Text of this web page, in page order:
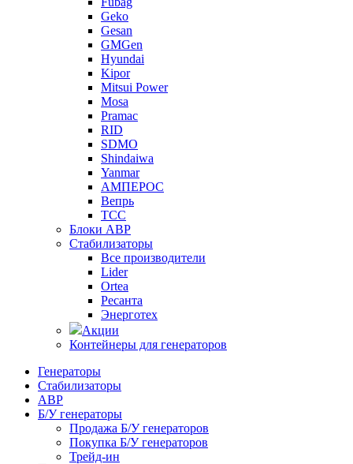
Geko
Gesan
GMGen
Hyundai
Kipor
Mitsui Power
Mosa
Pramac
RID
SDMO
Shindaiwa
Yanmar
АМПЕРОС
Вепрь
ТСС
Блоки АВР
Стабилизаторы
Все производители
Lider
Ortea
Ресанта
Энерготех
Акции
Контейнеры для генераторов
Генераторы
Стабилизаторы
АВР
Б/У генераторы
Продажа Б/У генераторов
Покупка Б/У генераторов
Трейд-ин